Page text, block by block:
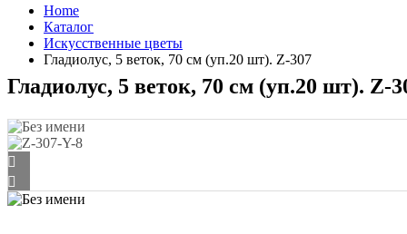
Home
Каталог
Искусственные цветы
Гладиолус, 5 веток, 70 см (уп.20 шт). Z-307
Гладиолус, 5 веток, 70 см (уп.20 шт). Z-